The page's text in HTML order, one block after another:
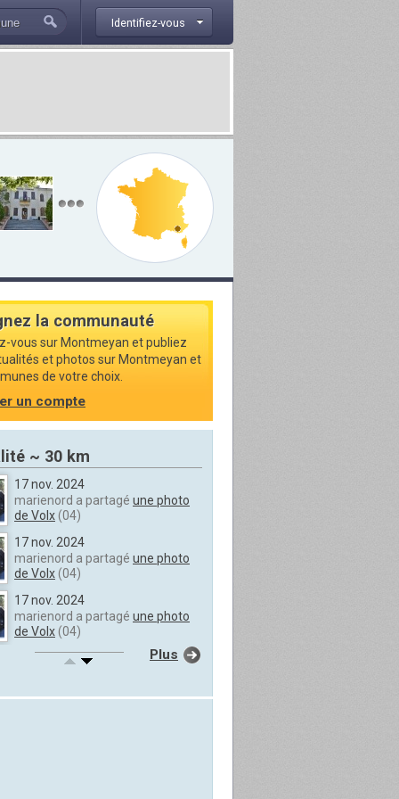
Identifiez-vous
la communauté
vous sur Montmeyan et publiez
et photos sur Montmeyan et
de votre choix.
un compte
~ 30 km
17 nov. 2024
marienord a partagé une photo
de Volx(04)
17 nov. 2024
marienord a partagé une photo
de Volx(04)
17 nov. 2024
marienord a partagé une photo
de Volx(04)
17 nov. 2024
Plus